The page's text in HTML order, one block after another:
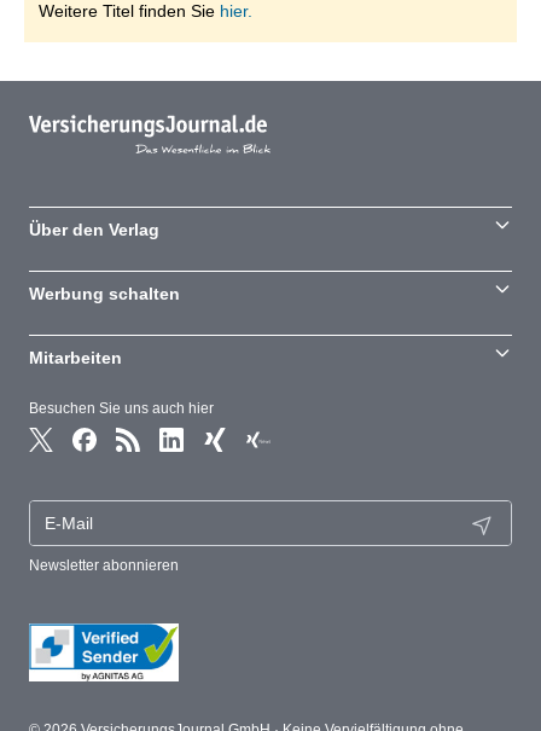
Weitere Titel finden Sie hier.
Besuchen Sie uns auch hier
Newsletter abonnieren
Über den Verlag
Werbung schalten
Mitarbeiten